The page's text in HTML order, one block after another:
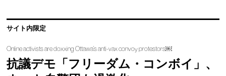
サイト内限定
Online activists are doxxing Ottawa’s anti-vax convoy protestors￼
抗議デモ「フリーダム・コンボイ」、